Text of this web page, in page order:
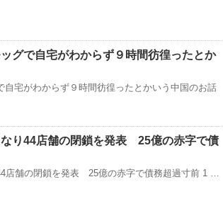
グで自宅がわからず９時間彷徨ったとか
自宅がわからず９時間彷徨ったとかいう中国のお話
り44店舗の閉鎖を発表 25億の赤字で債
店舗の閉鎖を発表 25億の赤字で債務超過寸前 1 …